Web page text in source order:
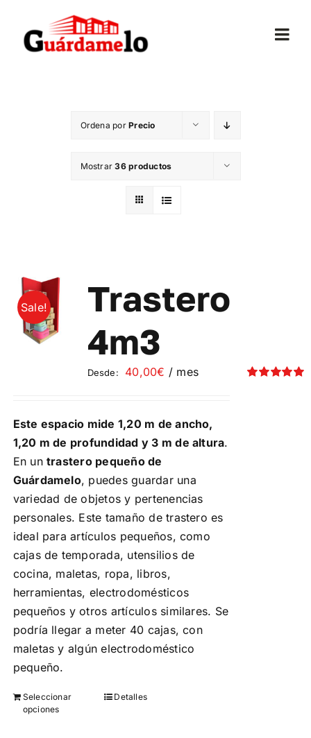
contenido
Conócenos
Contacto
Mi cuenta
Ordena porPrecio
Mostrar36 productos
Sale!
Trastero
4m3
Desde: 40,00€ / mes
Este espacio mide 1,20 m de ancho,
1,20 m de profundidad y 3 m de altura.
En un trastero pequeño de
Guárdamelo, puedes guardar una
variedad de objetos y pertenencias
personales. Este tamaño de trastero es
ideal para artículos pequeños, como
cajas de temporada, utensilios de
cocina, maletas, ropa, libros,
herramientas, electrodomésticos
pequeños y otros artículos similares. Se
podría llegar a meter 40 cajas, con
maletas y algún electrodoméstico
pequeño.
Seleccionar
opciones
EsteDetalles